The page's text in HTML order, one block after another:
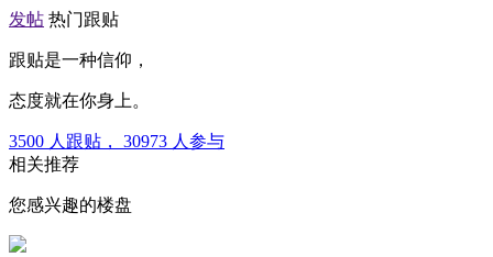
发帖 热门跟贴
跟贴是一种信仰，
态度就在你身上。
3500 人跟贴， 30973 人参与
相关推荐
您感兴趣的楼盘